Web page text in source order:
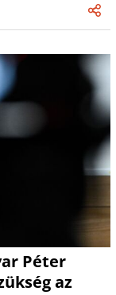
Péter
az